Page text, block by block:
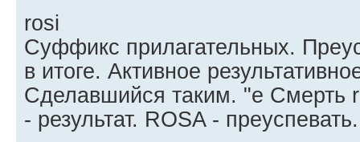
rоsi
Суффикс прилагательных.
в итоге. Активное
Сделавшийся таким. "e Смерть
- результат. ROSA - преуспевать.